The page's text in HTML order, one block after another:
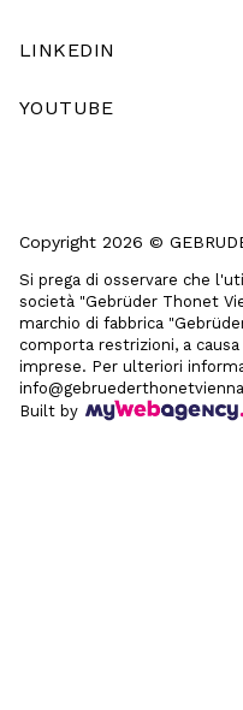
LINKEDIN
YOUTUBE
Copyright 2026 ©
Si prega di osservare che
società "Gebrüder Thonet
marchio di fabbrica
comporta restrizioni, a
imprese. Per ulteriori
Built by